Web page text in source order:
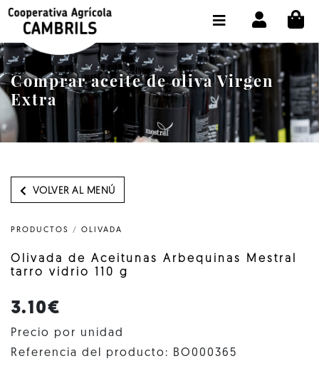
Comprar aceite de oliva Virgen
Extra
VOLVER AL MENÚ
PRODUCTOS / OLIVADA
Olivada de Aceitunas Arbequinas Mestral
tarro vidrio 110 g
3.10€
Precio por unidad
Referencia del producto: BO000365
TIENDA COMPRA ONLINE
LA COOPERATIVA
OLEOTOUR
PRODUCTOS
NUESTRO ACEITE
SELECCIONAR IDIOMA : ES